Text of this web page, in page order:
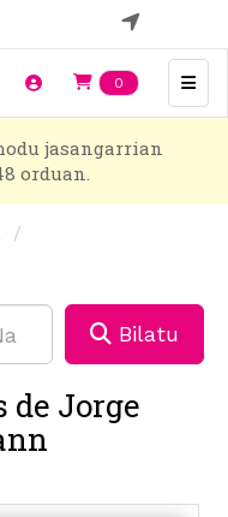
0 Items en
jasangarrian
orduan.
Bilatu
de Jorge